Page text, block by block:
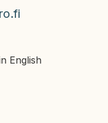
English